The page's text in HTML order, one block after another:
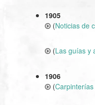
1905
(Noticias de
(Las guías y
1906
(